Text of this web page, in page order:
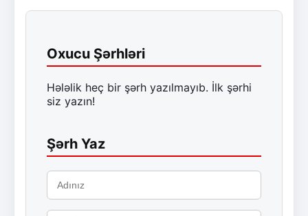
Oxucu Şərhləri
Hələlik heç bir şərh yazılmayıb. İlk şərhi
siz yazın!
Şərh Yaz